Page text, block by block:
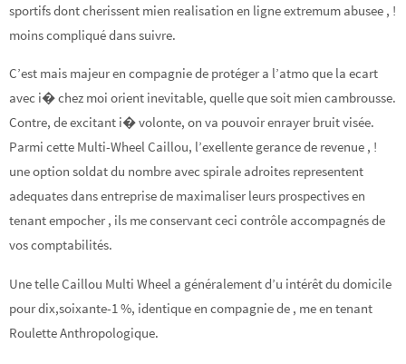
sportifs dont cherissent mien realisation en ligne extremum abusee , !
moins compliqué dans suivre.
C’est mais majeur en compagnie de protéger a l’atmo que la ecart
avec i� chez moi orient inevitable, quelle que soit mien cambrousse.
Contre, de excitant i� volonte, on va pouvoir enrayer bruit visée.
Parmi cette Multi-Wheel Caillou, l’exellente gerance de revenue , !
une option soldat du nombre avec spirale adroites representent
adequates dans entreprise de maximaliser leurs prospectives en
tenant empocher , ils me conservant ceci contrôle accompagnés de
vos comptabilités.
Une telle Caillou Multi Wheel a généralement d’u intérêt du domicile
pour dix,soixante-1 %, identique en compagnie de , me en tenant
Roulette Anthropologique.